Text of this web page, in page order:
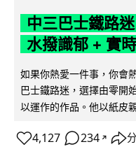
中三巴士鐵路
水撥識郁 + 實
如果你熱愛一件事，你會
巴士鐵路迷，選擇由零開
以運作的作品。他以紙皮
4,127 234 ↗